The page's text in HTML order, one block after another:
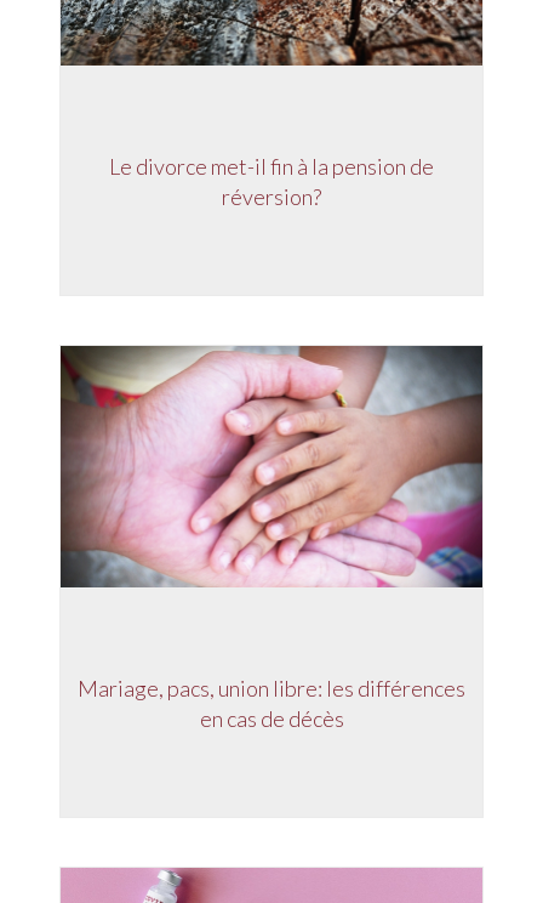
Le divorce met-il fin à la pension de
réversion?
Mariage, pacs, union libre: les différences
en cas de décès